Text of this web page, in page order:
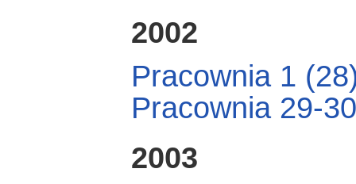
2002
Pracownia 1
Pracownia 29-
2003